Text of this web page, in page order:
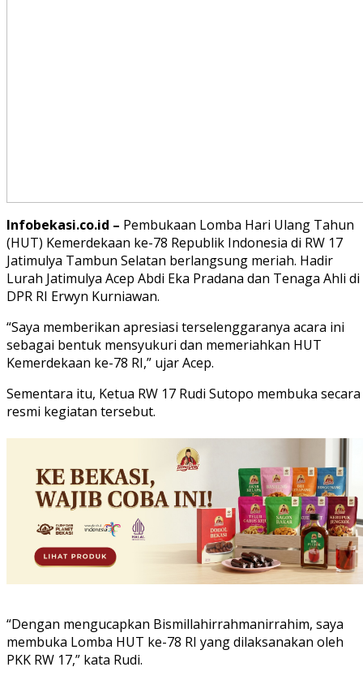
Infobekasi.co.id – Pembukaan Lomba Hari Ulang Tahun
(HUT) Kemerdekaan ke-78 Republik Indonesia di RW 17
Jatimulya Tambun Selatan berlangsung meriah. Hadir
Lurah Jatimulya Acep Abdi Eka Pradana dan Tenaga Ahli di
DPR RI Erwyn Kurniawan.
“Saya memberikan apresiasi terselenggaranya acara ini
sebagai bentuk mensyukuri dan memeriahkan HUT
Kemerdekaan ke-78 RI,” ujar Acep.
Sementara itu, Ketua RW 17 Rudi Sutopo membuka secara
resmi kegiatan tersebut.
“Dengan mengucapkan Bismillahirrahmanirrahim, saya
membuka Lomba HUT ke-78 RI yang dilaksanakan oleh
PKK RW 17,” kata Rudi.